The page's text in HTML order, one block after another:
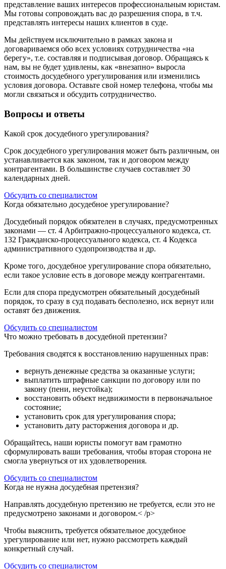
представление ваших интересов профессиональным юристам.
Мы готовы сопровождать вас до разрешения спора, в т.ч.
представлять интересы наших клиентов в суде.
Мы действуем исключительно в рамках закона и
договариваемся обо всех условиях сотрудничества «на
берегу», т.е. составляя и подписывая договор. Обращаясь к
нам, вы не будет удивлены, как «внезапно» выросла
стоимость досудебного урегулирования или изменились
условия договора. Оставьте свой номер телефона, чтобы мы
могли связаться и обсудить сотрудничество.
Вопросы и ответы
Какой срок досудебного урегулирования?
Срок досудебного урегулирования может быть различным, он
устанавливается как законом, так и договором между
контрагентами. В большинстве случаев составляет 30
календарных дней.
Обсудить со специалистом
Когда обязательно досудебное урегулирование?
Досудебный порядок обязателен в случаях, предусмотренных
законами — ст. 4 Арбитражно-процессуального кодекса, ст.
132 Гражданско-процессуального кодекса, ст. 4 Кодекса
административного судопроизводства и др.
Кроме того, досудебное урегулирование спора обязательно,
если такое условие есть в договоре между контрагентами.
Если для спора предусмотрен обязательный досудебный
порядок, то сразу в суд подавать бесполезно, иск вернут или
оставят без движения.
Обсудить со специалистом
Что можно требовать в досудебной претензии?
Требования сводятся к восстановлению нарушенных прав:
вернуть денежные средства за оказанные услуги;
выплатить штрафные санкции по договору или по
закону (пени, неустойка);
восстановить объект недвижимости в первоначальное
состояние;
установить срок для урегулирования спора;
установить дату расторжения договора и др.
Обращайтесь, наши юристы помогут вам грамотно
сформулировать ваши требования, чтобы вторая сторона не
смогла увернуться от их удовлетворения.
Обсудить со специалистом
Когда не нужна досудебная претензия?
Направлять досудебную претензию не требуется, если это не
предусмотрено законами и договором.< /p>
Чтобы выяснить, требуется обязательное досудебное
урегулирование или нет, нужно рассмотреть каждый
конкретный случай.
Обсудить со специалистом